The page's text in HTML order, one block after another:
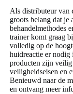
Als distributeur van
groots belang dat je
behandelmethodes
trainer komt graag
volledig op de
huidreactie er nodig
producten zijn
veiligheidseisen en
Benieuwd naar de
en ontvang meer